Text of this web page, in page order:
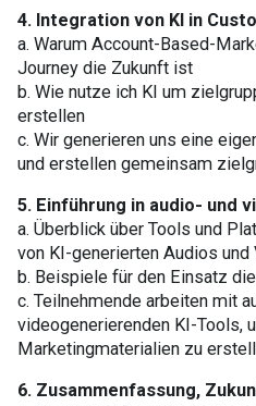
4. Integration von KI in
a. Warum Account-Based-
Journey die Zukunft ist
b. Wie nutze ich KI um
erstellen
c. Wir generieren uns eine
und erstellen gemeinsam
5. Einführung in audio- und
a. Überblick über Tools und
von KI-generierten Audios und
b. Beispiele für den Einsatz
c. Teilnehmende arbeiten mit
videogenerierenden KI-Tools,
Marketingmaterialien zu
6. Zusammenfassung,